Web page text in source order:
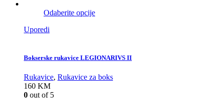
Odaberite opcije
Uporedi
Bokserske rukavice LEGIONARIVS II
Rukavice, Rukavice za boks
160 KM
0 out of 5